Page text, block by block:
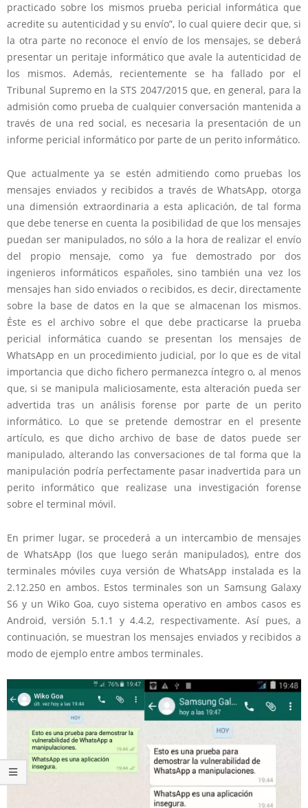
practicado sobre los mismos prueba pericial informática que
acredite su autenticidad y su envío”, lo cual quiere decir que, si
la otra parte no reconoce el envío de los mensajes, se deberá
presentar un peritaje informático que avale la autenticidad de
los mismos. Además, recientemente se ha fallado por el
Tribunal Supremo en la STS 2047/2015 que, en general, para la
admisión como prueba de cualquier conversación mantenida a
través de una red social, es necesaria la presentación de un
informe pericial informático por parte de un perito informático.
Que actualmente ya se estén admitiendo como pruebas los
mensajes enviados y recibidos a través de WhatsApp, otorga
una dimensión extraordinaria a esta aplicación, de tal forma
que debe tenerse en cuenta la posibilidad de que los mensajes
puedan ser manipulados, no sólo a la hora de realizar el envío
del propio mensaje, como ya fue demostrado por dos
ingenieros informáticos españoles, sino también una vez los
mensajes han sido enviados o recibidos, es decir, directamente
sobre la base de datos en la que se almacenan los mismos.
Éste es el archivo sobre el que debe practicarse la prueba
pericial informática cuando se presentan los mensajes de
WhatsApp en un procedimiento judicial, por lo que es de vital
importancia que dicho fichero permanezca íntegro o, al menos
que, si se manipula maliciosamente, esta alteración pueda ser
advertida tras un análisis forense por parte de un perito
informático. Lo que se pretende demostrar en el presente
artículo, es que dicho archivo de base de datos puede ser
manipulado, alterando las conversaciones de tal forma que la
manipulación podría perfectamente pasar inadvertida para un
perito informático que realizase una investigación forense
sobre el terminal móvil.
En primer lugar, se procederá a un intercambio de mensajes
de WhatsApp (los que luego serán manipulados), entre dos
terminales móviles cuya versión de WhatsApp instalada es la
2.12.250 en ambos. Estos terminales son un Samsung Galaxy
S6 y un Wiko Goa, cuyo sistema operativo en ambos casos es
Android, versión 5.1.1 y 4.4.2, respectivamente. Así pues, a
continuación, se muestran los mensajes enviados y recibidos a
modo de ejemplo entre ambos terminales.